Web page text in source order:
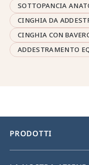
SOTTOPANCIA
CINGHIA DA
CINGHIA CON
ADDESTRAMENTO
PRODOTTI